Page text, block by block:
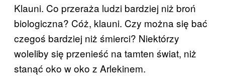
Klauni. Co przeraża ludzi bardziej niż broń
biologiczna? Cóż, klauni. Czy można się bać
czegoś bardziej niż śmierci? Niektórzy
woleliby się przenieść na tamten świat, niż
stanąć oko w oko z Arlekinem.